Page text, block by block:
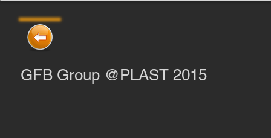
GFB Group @PLAST 2015